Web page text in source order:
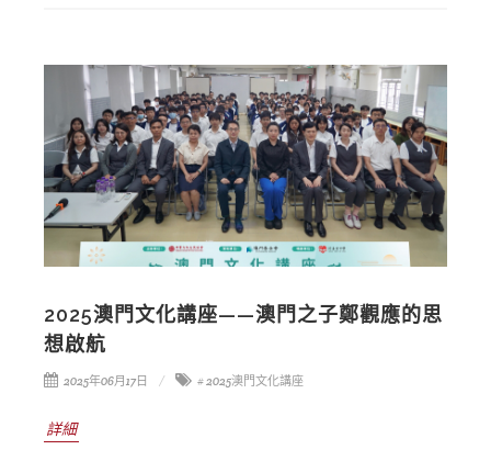
2025澳門文化講座——澳門之子鄭觀應的思
想啟航
2025年06月17日 # 2025澳門文化講座
詳細